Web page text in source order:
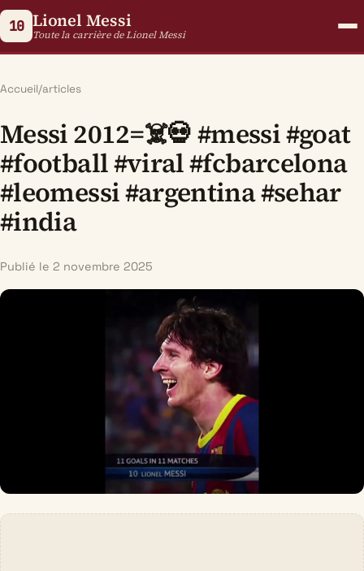
10 Lionel Messi
Toute la carrière de Lionel Messi
Accueil/articles
Messi 2012=☠️💀 #messi #goat
#football #viral #fcbarcelona
#leomessi #argentina #sehar
#india
Publié le 2 novembre 2025